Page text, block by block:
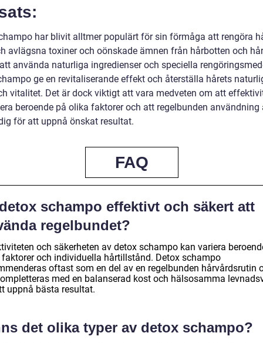
har blivit alltmer populärt för sin förmåga att rengöra
avlägsna toxiner och oönskade ämnen från hårbotten och
använda naturliga ingredienser och speciella
ge en revitaliserande effekt och återställa hårets
vitalitet. Det är dock viktigt att vara medveten om att
beroende på olika faktorer och att regelbunden användning
för att uppnå önskat resultat.
FAQ
schampo effektivt och säkert att
regelbundet?
och säkerheten av detox schampo kan variera
och individuella hårtillstånd. Detox schampo
oftast som en del av en regelbunden hårvårdsrutin
med en balanserad kost och hälsosamma
uppnå bästa resultat.
det olika typer av detox schampo?